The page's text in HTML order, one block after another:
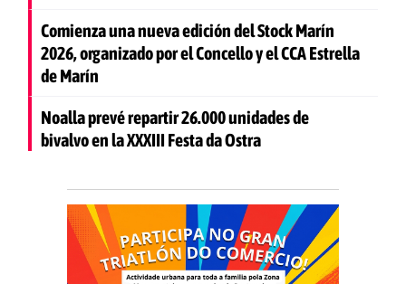
Comienza una nueva edición del Stock Marín
2026, organizado por el Concello y el CCA Estrella
de Marín
Noalla prevé repartir 26.000 unidades de
bivalvo en la XXXIII Festa da Ostra